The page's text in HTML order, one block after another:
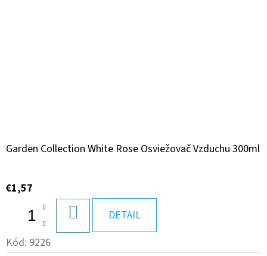
Garden Collection White Rose Osviežovač Vzduchu 300ml
€1,57
KOŠÍKA
DETAIL
Kód: 9226